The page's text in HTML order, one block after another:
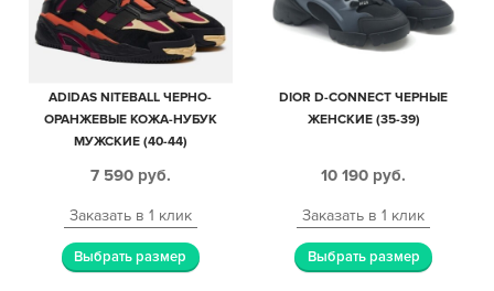
ADIDAS NITEBALL ЧЕРНО-
ОРАНЖЕВЫЕ КОЖА-НУБУК
МУЖСКИЕ (40-44)
7 590 руб.
Заказать в 1 клик
Выбрать размер
DIOR D-CONNECT ЧЕРНЫЕ
ЖЕНСКИЕ (35-39)
10 190 руб.
Заказать в 1 клик
Выбрать размер